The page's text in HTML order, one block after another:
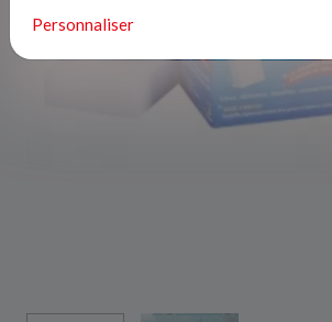
Personnaliser